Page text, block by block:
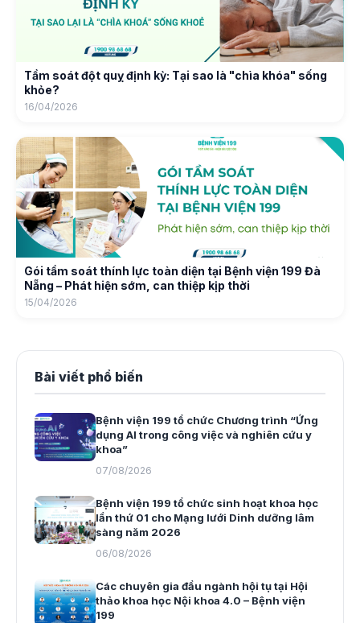
Tầm soát đột quỵ định kỳ: Tại sao là "chìa khóa" sống
khỏe?
16/04/2026
Gói tầm soát thính lực toàn diện tại Bệnh viện 199 Đà
Nẵng – Phát hiện sớm, can thiệp kịp thời
15/04/2026
Bài viết phổ biến
Bệnh viện 199 tổ chức Chương trình “Ứng
dụng AI trong công việc và nghiên cứu y
khoa”
07/08/2026
Bệnh viện 199 tổ chức sinh hoạt khoa học
lần thứ 01 cho Mạng lưới Dinh dưỡng lâm
sàng năm 2026
06/08/2026
Các chuyên gia đầu ngành hội tụ tại Hội
thảo khoa học Nội khoa 4.0 – Bệnh viện
199